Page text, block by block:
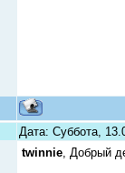
Дата: Суббота,
twinnie , Добрый